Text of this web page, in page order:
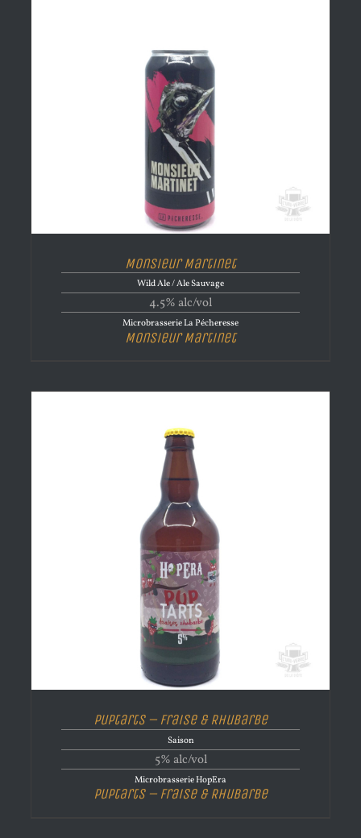
Monsieur Martinet
Wild Ale / Ale Sauvage
4.5% alc/vol
Microbrasserie La Pécheresse
Monsieur Martinet
Puptarts – Fraise & Rhubarbe
Saison
5% alc/vol
Microbrasserie HopEra
Puptarts – Fraise & Rhubarbe